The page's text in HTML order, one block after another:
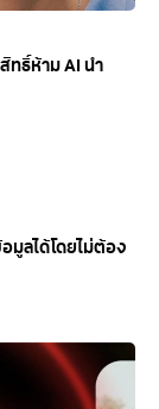
ทธิ์ห้าม AI นำ
มูลได้โดยไม่ต้อง